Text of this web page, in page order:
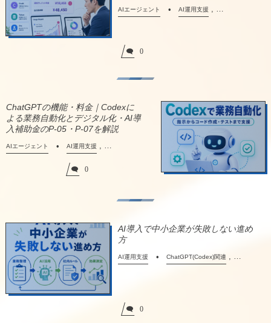
AIエージェント AI運用支援 , …
0
ChatGPTの機能・料金｜Codexに
よる業務自動化とデジタル化・AI導
入補助金のP-05・P-07を解説
AIエージェント AI運用支援
0
AI導入で中小企業が失敗しない進め
方
AI運用支援 ChatGPT(Codex)関連
0